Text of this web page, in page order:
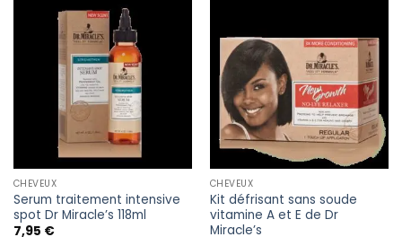
CHEVEUX
Serum traitement intensive
spot Dr Miracle’s 118ml
7,95 €
CHEVEUX
Kit défrisant sans soude
vitamine A et E de Dr
Miracle’s